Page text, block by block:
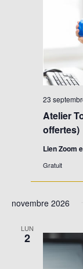
Atelier
offertes)
23
Lien Zoom
Gratuit
novembre 2026
LUN
2